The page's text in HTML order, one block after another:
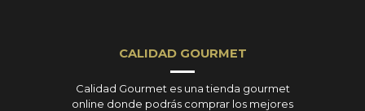
CALIDAD GOURMET
Calidad Gourmet es una tienda gourmet
online donde podrás comprar los mejores